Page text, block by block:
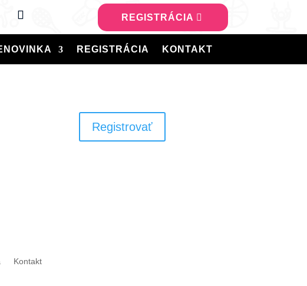
REGISTRÁCIA
NOVINKA REGISTRÁCIA KONTAKT
Registrovať
Kontakt